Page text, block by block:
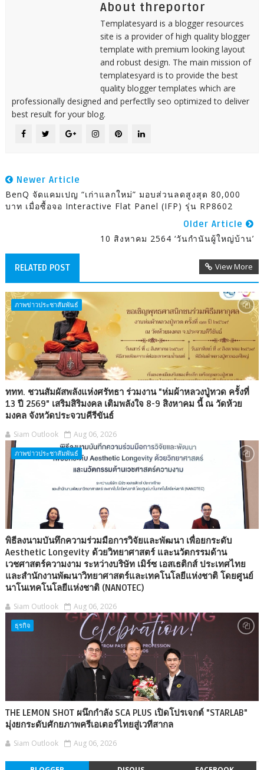
About threportor
Templatesyard is a blogger resources
site is a provider of high quality blogger
template with premium looking layout
and robust design. The main mission of
templatesyard is to provide the best
quality blogger templates which are
professionally designed and perfectlly seo optimized to deliver
best result for your blog.
Newer Article
BenQ จัดแคมเปญ “เก่าแลกใหม่” มอบส่วนลดสูงสุด 80,000
บาท เมื่อซื้อจอ Interactive Flat Panel (IFP) รุ่น RP8602
Older Article
10 สิงหาคม 2564 ‘วันกำนันผู้ใหญ่บ้าน’
RELATED POST View More
ภาพข่าวประชาสัมพันธ์
ททท. ชวนสัมผัสพลังแห่งศรัทธา ร่วมงาน "ห่มผ้าหลวงปู่ทวด ครั้งที่
13 ปี 2569" เสริมสิริมงคล เติมพลังใจ 8-9 สิงหาคม นี้ ณ วัดห้วย
มงคล จังหวัดประจวบคีรีขันธ์
Siam Outlook Aug 06, 2026
ภาพข่าวประชาสัมพันธ์
พิธีลงนามบันทึกความร่วมมือการวิจัยและพัฒนา เพื่อยกระดับ
Aesthetic Longevity ด้วยวิทยาศาสตร์ และนวัตกรรมด้าน
เวชศาสตร์ความงาม ระหว่างบริษัท เมิร์ซ เอสเธติกส์ ประเทศไทย
และสำนักงานพัฒนาวิทยาศาสตร์และเทคโนโลยีแห่งชาติ โดยศูนย์
นาโนเทคโนโลยีแห่งชาติ (NANOTEC)
Siam Outlook Aug 06, 2026
ธุรกิจ
THE LEMON SHOT ผนึกกำลัง SCA PLUS เปิดโปรเจกต์ "STARLAB"
มุ่งยกระดับศักยภาพครีเอเตอร์ไทยสู่เวทีสากล
Siam Outlook Aug 06, 2026